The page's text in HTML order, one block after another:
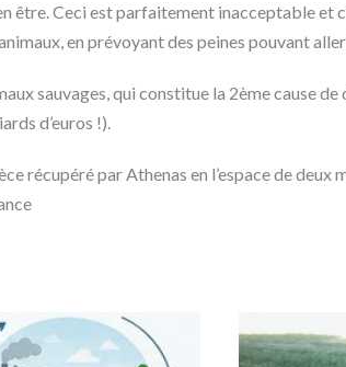
être. Ceci est parfaitement inacceptable et
en prévoyant des peines pouvant aller
sauvages, qui constitue la 2ème cause
d’euros !).
récupéré par Athenas en l’espace de